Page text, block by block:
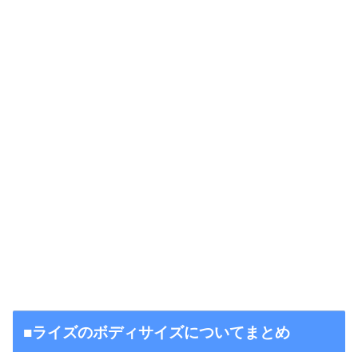
■ライズのボディサイズについてまとめ